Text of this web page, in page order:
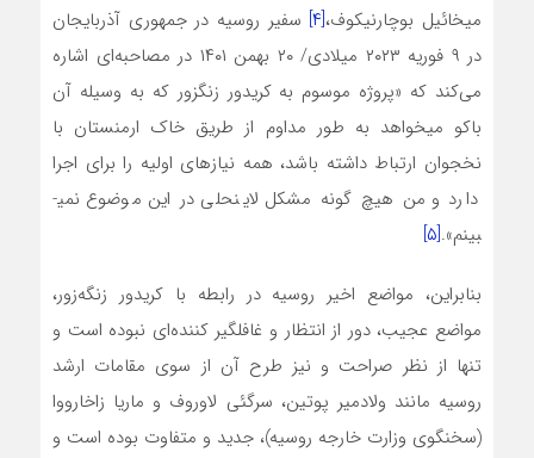
میخائیل بوچارنیکوف،[۴]
سفیر روسیه در جمهوری آذربایجان
در ۹ فوریه ۲۰۲۳ میلادی/ ۲۰ بهمن ۱۴۰۱ در مصاحبه‌ای ‌‌اشاره‌
می‌کند که «پروژه موسوم به کریدور زنگزور که به وسیله آن
باکو می­خواهد به طور مداوم از طریق خاک ارمنستان با
نخجوان ارتباط داشته باشد، همه نیازهای اولیه را برای اجرا
دارد و من هیچ گونه مشکل لاینحلی در این موضوع نمی­
بینم».[۵]
بنابراین، مواضع اخیر روسیه در رابطه با کریدور ‌زنگه‌زور،
مواضع عجیب، دور از انتظار و غافلگیر کننده‌ای ‌‌نبوده است و
تنها از نظر صراحت و نیز طرح آن از سوی مقامات ارشد
روسیه مانند ولادمیر پوتین، سرگئی لاوروف و ماریا زاخارووا
(سخنگوی وزارت خارجه روسیه)، جدید و متفاوت بوده است و